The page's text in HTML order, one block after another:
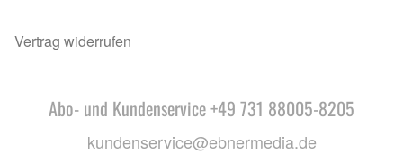
Vertrag widerrufen
Abo- und Kundenservice +49 731 88005-8205
kundenservice@ebnermedia.de